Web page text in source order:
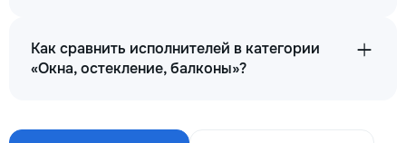
Как сравнить исполнителей в категории
«Окна, остекление, балконы»?